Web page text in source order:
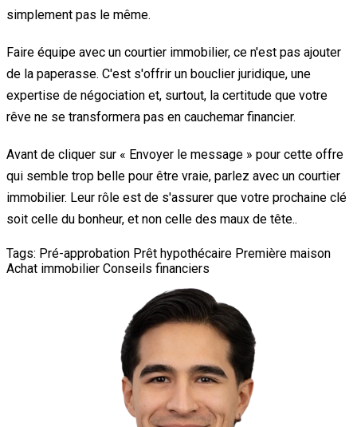
simplement pas le même.
Faire équipe avec un courtier immobilier, ce n'est pas ajouter
de la paperasse. C'est s'offrir un bouclier juridique, une
expertise de négociation et, surtout, la certitude que votre
rêve ne se transformera pas en cauchemar financier.
Avant de cliquer sur « Envoyer le message » pour cette offre
qui semble trop belle pour être vraie, parlez avec un courtier
immobilier. Leur rôle est de s'assurer que votre prochaine clé
soit celle du bonheur, et non celle des maux de tête..
Tags: Pré-approbation Prêt hypothécaire Première maison
Achat immobilier Conseils financiers